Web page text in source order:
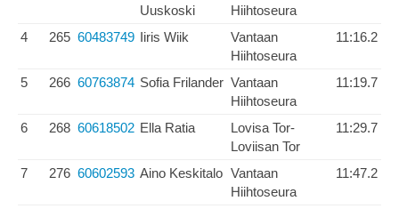
Uuskoski
Hiihtoseura
4 265 60483749 Iiris Wiik
Vantaan
Hiihtoseura
11:16.2
5 266 60763874 Sofia Frilander Vantaan
Hiihtoseura
11:19.7
6 268 60618502 Ella Ratia
Lovisa Tor-
Loviisan Tor
11:29.7
7 276 60602593 Aino Keskitalo Vantaan
Hiihtoseura
11:47.2